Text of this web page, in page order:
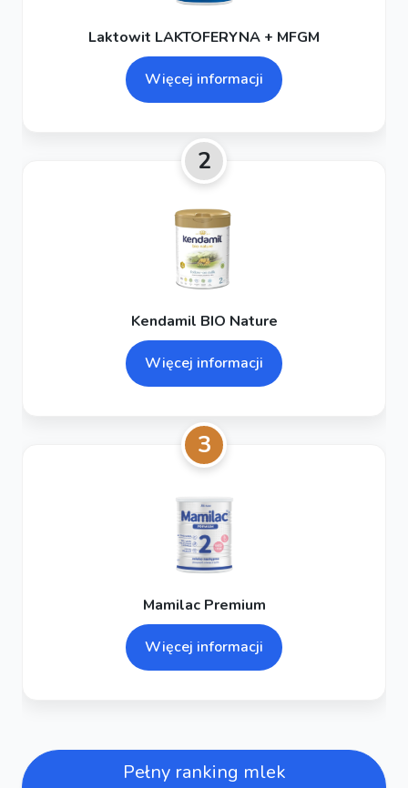
Laktowit LAKTOFERYNA + MFGM
Więcej informacji
2
Kendamil BIO Nature
Więcej informacji
3
Mamilac Premium
Więcej informacji
Pełny ranking mlek